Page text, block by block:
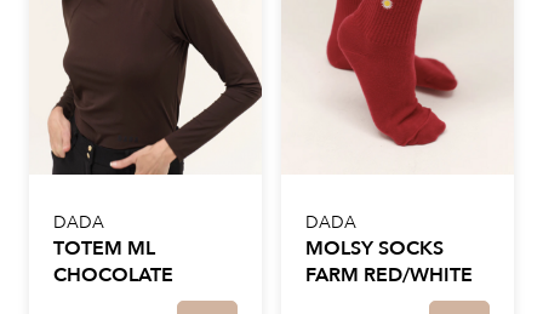
DADA
TOTEM ML
CHOCOLATE
DADA
MOLSY SOCKS
FARM RED/WHITE